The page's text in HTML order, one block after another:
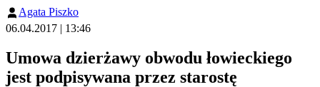
Agata Piszko
06.04.2017 | 13:46
Umowa dzierżawy obwodu łowieckiego
jest podpisywana przez starostę